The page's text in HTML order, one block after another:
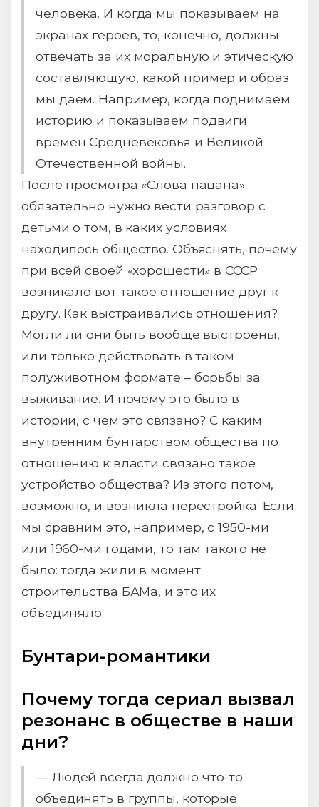
человека. И когда мы показываем на
экранах героев, то, конечно, должны
отвечать за их моральную и этическую
составляющую, какой пример и образ
мы даем. Например, когда поднимаем
историю и показываем подвиги
времен Средневековья и Великой
Отечественной войны.
После просмотра «Слова пацана»
обязательно нужно вести разговор с
детьми о том, в каких условиях
находилось общество. Объяснять, почему
при всей своей «хорошести» в СССР
возникало вот такое отношение друг к
другу. Как выстраивались отношения?
Могли ли они быть вообще выстроены,
или только действовать в таком
полуживотном формате – борьбы за
выживание. И почему это было в
истории, с чем это связано? С каким
внутренним бунтарством общества по
отношению к власти связано такое
устройство общества? Из этого потом,
возможно, и возникла перестройка. Если
мы сравним это, например, с 1950-ми
или 1960-ми годами, то там такого не
было: тогда жили в момент
строительства БАМа, и это их
объединяло.
Бунтари-романтики
Почему тогда сериал вызвал
резонанс в обществе в наши
дни?
— Людей всегда должно что-то
объединять в группы, которые